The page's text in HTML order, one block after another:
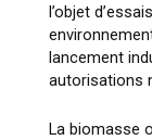
l’objet
lancement
autorisations
La biomasse